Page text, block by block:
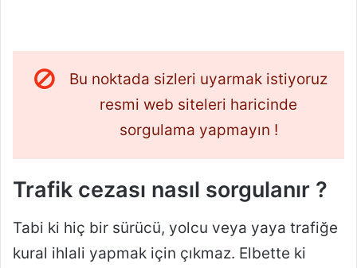
Bu noktada sizleri uyarmak istiyoruz
resmi web siteleri haricinde
sorgulama yapmayın !
Trafik cezası nasıl sorgulanır ?
Tabi ki hiç bir sürücü, yolcu veya yaya trafiğe
kural ihlali yapmak için çıkmaz. Elbette ki